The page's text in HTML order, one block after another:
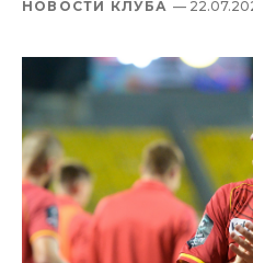
НОВОСТИ КЛУБА —